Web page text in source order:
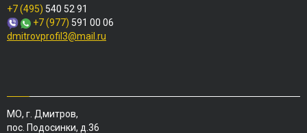
+7 (495) 540 52 91
+7 (977) 591 00 06
dmitrovprofil3@mail.ru
МО, г. Дмитров,
пос. Подосинки, д.36